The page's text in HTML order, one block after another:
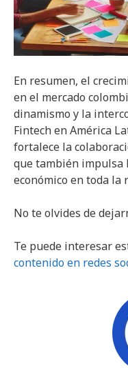
En resumen, el
en el mercado
dinamismo y la
Fintech en América
fortalece la
que también impulsa
económico en toda la
No te olvides de
Te puede interesar
contenido en redes